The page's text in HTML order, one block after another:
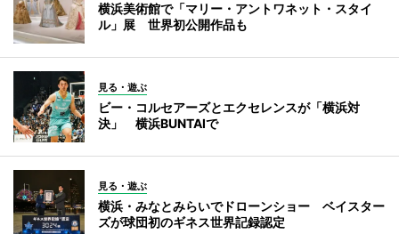
横浜美術館で「マリー・アントワネット・スタイ
ル」展 世界初公開作品も
見る・遊ぶ
ビー・コルセアーズとエクセレンスが「横浜対
決」 横浜BUNTAIで
見る・遊ぶ
横浜・みなとみらいでドローンショー ベイスター
ズが球団初のギネス世界記録認定